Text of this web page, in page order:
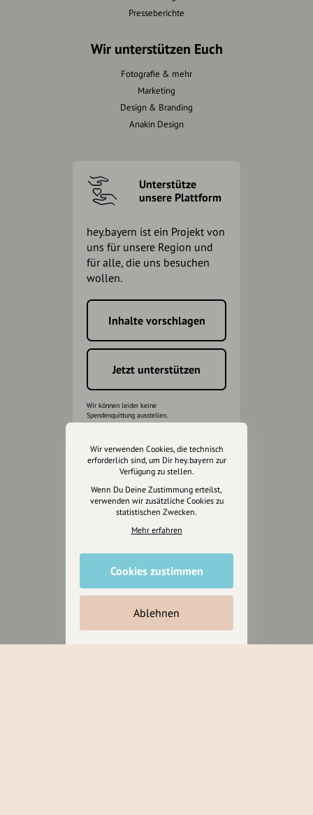
Presseberichte
Wir unterstützen Euch
Fotografie & mehr
Marketing
Design & Branding
Anakin Design
Unterstütze
unsere Plattform
hey.bayern ist ein Projekt von
uns für unsere Region und
für alle, die uns besuchen
wollen.
Inhalte vorschlagen
Jetzt unterstützen
Wir können leider keine
Spendenquittung ausstellen.
Wir verwenden Cookies, die technisch
erforderlich sind, um Dir hey.bayern zur
Verfügung zu stellen.
Wenn Du Deine Zustimmung erteilst,
verwenden wir zusätzliche Cookies zu
statistischen Zwecken.
Mehr erfahren
Cookies zustimmen
Ablehnen